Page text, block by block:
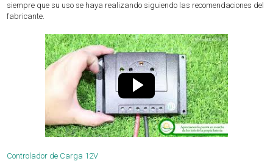
siempre que su uso se haya realizando siguiendo las recomendaciones del
fabricante.
Controlador de Carga 12V